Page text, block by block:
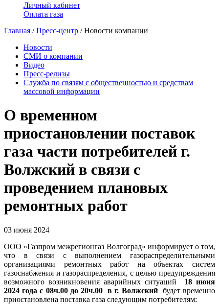
Личный кабинет
Оплата газа
Главная /Пресс-центр / Новости компании
Новости
СМИ о компании
Видео
Пресс-релизы
Служба по связям с общественностью и средствам
массовой информации
О временном
приостановлении поставок
газа части потребителей г.
Волжский в связи с
проведением плановых
ремонтных работ
03 июня 2024
ООО «Газпром межрегионгаз Волгоград» информирует о том,
что в связи с выполнением газораспределительными
организациями ремонтных работ на объектах систем
газоснабжения и газораспределения, с целью предупреждения
возможного возникновения аварийных ситуаций 18 июня
2024 года с 08ч.00 до 20ч.00 в г. Волжский будет временно
приостановлена поставка газа следующим потребителям: